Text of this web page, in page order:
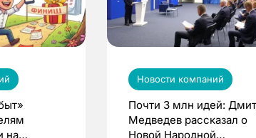
на
Новости компаний
Почти 3 млн идей:
Медведев рассказал о
Новой Народной